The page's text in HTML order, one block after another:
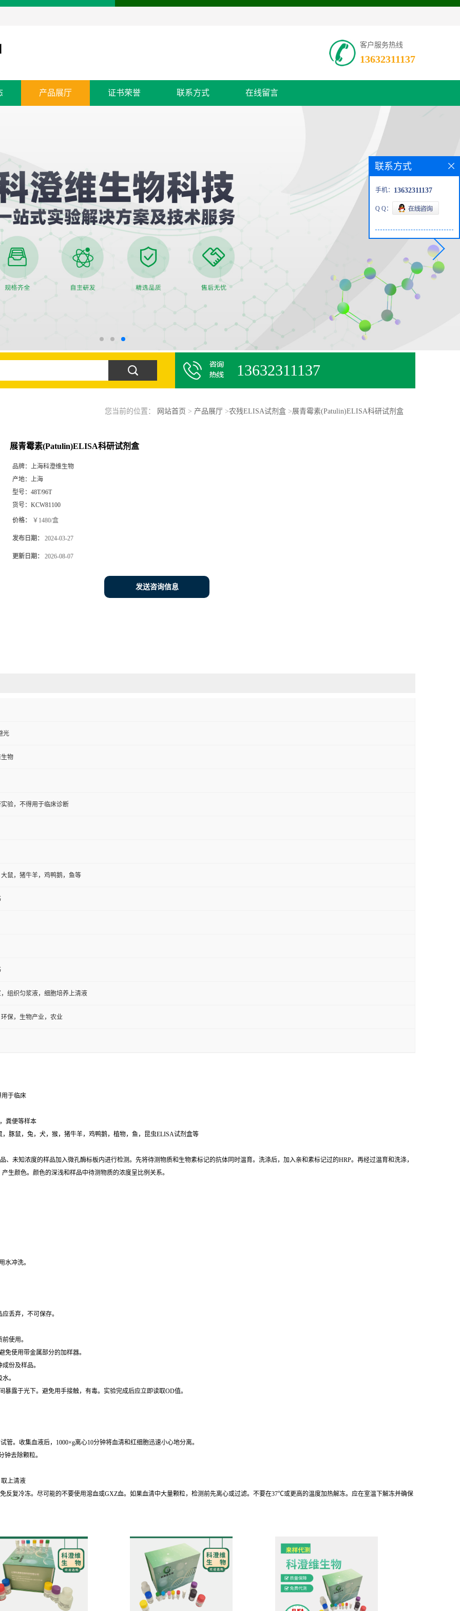
客户服务热线
13632311137
产品展厅 证书荣誉 联系方式 在线留言
13632311137
您当前的位置： 网站首页 > 产品展厅 >农残ELISA试剂盒>展青霉素(Patulin)ELISA科研试剂盒
展青霉素(Patulin)ELISA科研试剂盒
品牌： 上海科澄维生物
产地： 上海
型号： 48T/96T
货号： KCW81100
价格： ￥1480/盒
发布日期： 2024-03-27
更新日期： 2026-08-07
发送咨询信息
光
物
验，不得用于临床诊断
鼠，猪牛羊，鸡鸭鹅，鱼等
组织匀浆液，细胞培养上清液
保，生物产业，农业
用于临床
粪便等样本
豚鼠，兔，犬，猴，猪牛羊，鸡鸭鹅，植物，鱼，昆虫ELISA试剂盒等
未知浓度的样品加入微孔酶标板内进行检测。先将待测物质和生物素标记的抗体同时温育。洗涤后，加入亲和素标记过的HRP。再经过温育和洗涤，
生颜色。颜色的深浅和样品中待测物质的浓度呈比例关系。
水冲洗。
丢弃，不可保存。
使用。
使用带金属部分的加样器。
份及样品。
。
露于光下。避免用手接触，有毒。实验完成后应立即读取OD值。
。收集血液后，1000×g离心10分钟将血清和红细胞迅速小心地分离。
钟去除颗粒。
上清液
反复冷冻。尽可能的不要使用溶血或GXZ血。如果血清中大量颗粒，检测前先离心或过滤。不要在37℃或更高的温度加热解冻。应在室温下解冻并确保
联系方式
手机： 13632311137
Q Q：